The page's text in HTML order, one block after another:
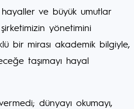
hayaller ve büyük umutlar
yönetimini
bir mirası akademik bilgiyle,
taşımayı hayal
dünyayı okumayı,